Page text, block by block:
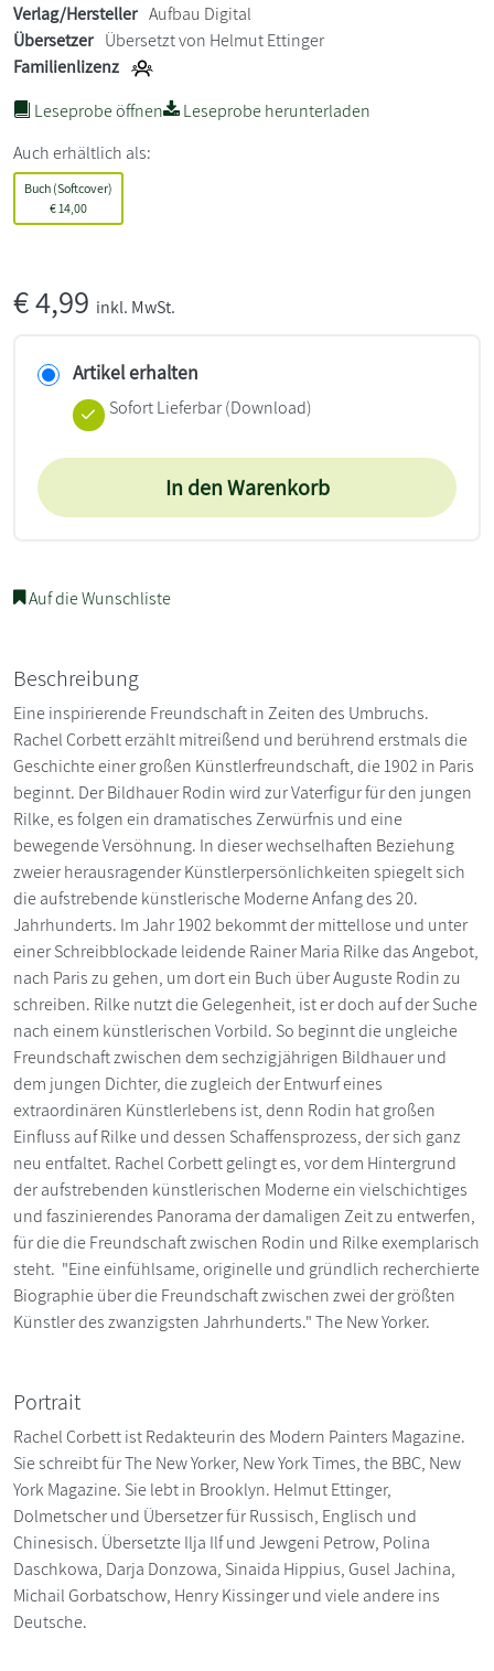
Verlag/Hersteller Aufbau Digital
Übersetzer Übersetzt von Helmut Ettinger
Familienlizenz
Leseprobe öffnen
Leseprobe herunterladen
Auch erhältlich als:
Buch (Softcover)
€ 14,00
€4,99 inkl. MwSt.
Artikel erhalten
Sofort Lieferbar (Download)
In den Warenkorb
Auf die Wunschliste
Beschreibung
Eine inspirierende Freundschaft in Zeiten des Umbruchs.
Rachel Corbett erzählt mitreißend und berührend erstmals die
Geschichte einer großen Künstlerfreundschaft, die 1902 in Paris
beginnt. Der Bildhauer Rodin wird zur Vaterfigur für den jungen
Rilke, es folgen ein dramatisches Zerwürfnis und eine
bewegende Versöhnung. In dieser wechselhaften Beziehung
zweier herausragender Künstlerpersönlichkeiten spiegelt sich
die aufstrebende künstlerische Moderne Anfang des 20.
Jahrhunderts. Im Jahr 1902 bekommt der mittellose und unter
einer Schreibblockade leidende Rainer Maria Rilke das Angebot,
nach Paris zu gehen, um dort ein Buch über Auguste Rodin zu
schreiben. Rilke nutzt die Gelegenheit, ist er doch auf der Suche
nach einem künstlerischen Vorbild. So beginnt die ungleiche
Freundschaft zwischen dem sechzigjährigen Bildhauer und
dem jungen Dichter, die zugleich der Entwurf eines
extraordinären Künstlerlebens ist, denn Rodin hat großen
Einfluss auf Rilke und dessen Schaffensprozess, der sich ganz
neu entfaltet. Rachel Corbett gelingt es, vor dem Hintergrund
der aufstrebenden künstlerischen Moderne ein vielschichtiges
und faszinierendes Panorama der damaligen Zeit zu entwerfen,
für die die Freundschaft zwischen Rodin und Rilke exemplarisch
steht. "Eine einfühlsame, originelle und gründlich recherchierte
Biographie über die Freundschaft zwischen zwei der größten
Künstler des zwanzigsten Jahrhunderts." The New Yorker.
Portrait
Rachel Corbett ist Redakteurin des Modern Painters Magazine.
Sie schreibt für The New Yorker, New York Times, the BBC, New
York Magazine. Sie lebt in Brooklyn. Helmut Ettinger,
Dolmetscher und Übersetzer für Russisch, Englisch und
Chinesisch. Übersetzte Ilja Ilf und Jewgeni Petrow, Polina
Daschkowa, Darja Donzowa, Sinaida Hippius, Gusel Jachina,
Michail Gorbatschow, Henry Kissinger und viele andere ins
Deutsche.